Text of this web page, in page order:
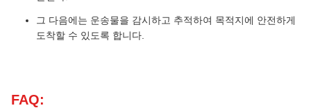
그 다음에는 운송물을 감시하고 추적하여 목적지에 안전하게
도착할 수 있도록 합니다.
FAQ: